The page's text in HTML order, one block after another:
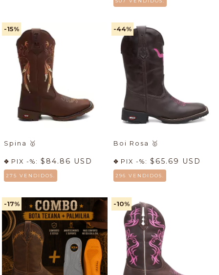
-15%
Spina 🥇
PIX -%: $84.86 USD
275 VENDIDOS.
-44%
Boi Rosa 🥇
PIX -%: $65.69 USD
296 VENDIDOS.
-17% -10%